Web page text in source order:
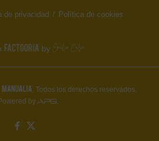
de privacidad Política de cookies
FACTOORIA by
MANUALIA. Todos los derechos reservados.
by APG.